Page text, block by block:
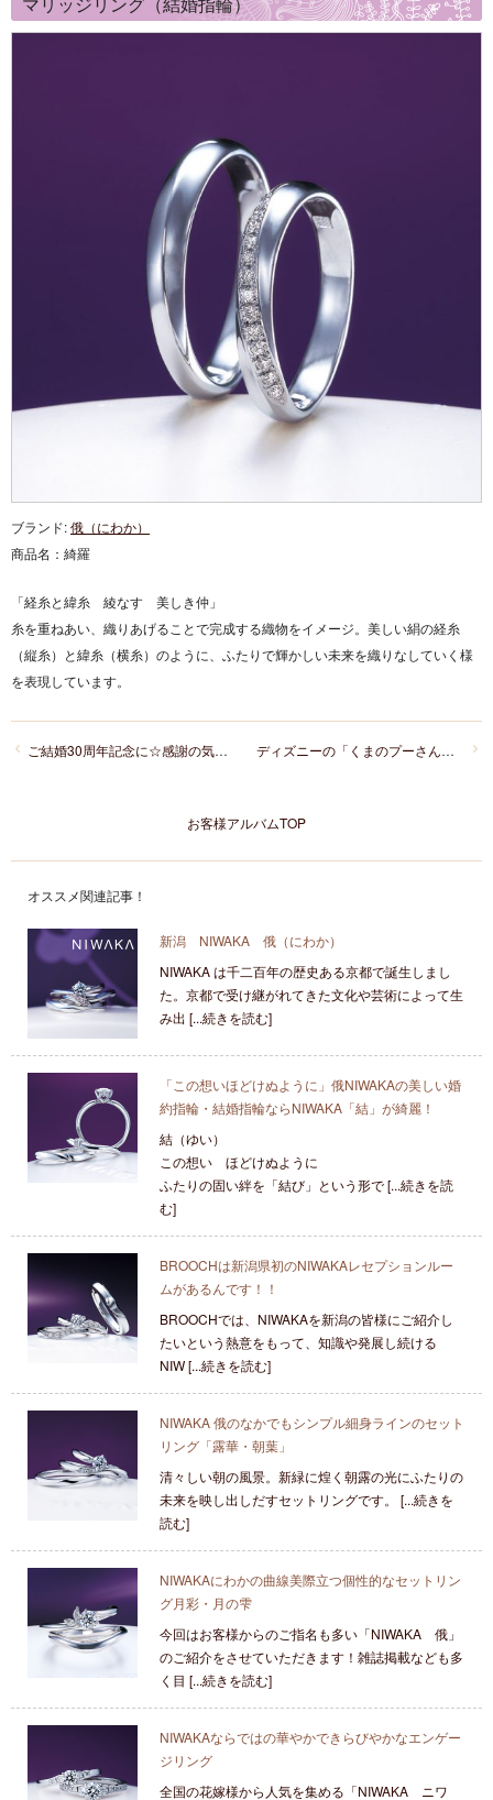
ブランド:俄（にわか）
商品名： 綺羅
「経糸と緯糸 綾なす 美しき仲」
糸を重ねあい、織りあげることで完成する織物をイメージ。美しい絹の経糸
（縦糸）と緯糸（横糸）のように、ふたりで輝かしい未来を織りなしていく様
を表現しています。
ディズニーの「くまのプーさん」が大好きでケイウノのマリッジリング即決しました♪
ご結婚30周年記念に☆感謝の気持ちを込めたオリジナル「パールブローチ」
お客様アルバムTOP
オススメ関連記事！
新潟 NIWAKA 俄（にわか）
NIWAKA は千二百年の歴史ある京都で誕生しまし
た。京都で受け継がれてきた文化や芸術によって生
み出 [...続きを読む]
「この想いほどけぬように」俄NIWAKAの美しい婚
約指輪・結婚指輪ならNIWAKA「結」が綺麗！
結（ゆい）
この想い ほどけぬように
ふたりの固い絆を「結び」という形で [...続きを読
む]
BROOCHは新潟県初のNIWAKAレセプションルー
ムがあるんです！！
BROOCHでは、NIWAKAを新潟の皆様にご紹介し
たいという熱意をもって、知識や発展し続ける
NIW [...続きを読む]
NIWAKA 俄のなかでもシンプル細身ラインのセット
リング「露華・朝葉」
清々しい朝の風景。新緑に煌く朝露の光にふたりの
未来を映し出しだすセットリングです。 [...続きを
読む]
NIWAKAにわかの曲線美際立つ個性的なセットリン
グ月彩・月の雫
今回はお客様からのご指名も多い「NIWAKA 俄」
のご紹介をさせていただきます！雑誌掲載なども多
く目 [...続きを読む]
NIWAKAならではの華やかできらびやかなエンゲー
ジリング
全国の花嫁様から人気を集める「NIWAKA ニワ